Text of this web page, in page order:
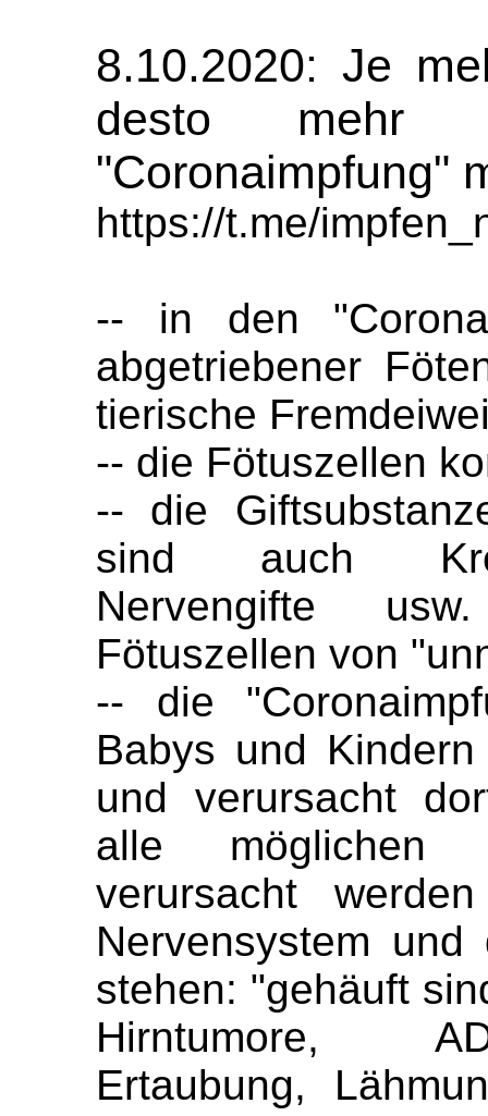
8.10.2020: Je
desto mehr
"Coronaimpfung"
https://t.me/
-- in den
abgetriebener
tierische
-- die Fötuszellen
-- die
sind auch
Nervengifte
Fötuszellen von
-- die
Babys und
und verursacht
alle möglichen
verursacht
Nervensystem
stehen: "gehäuft
Hirntumore,
Ertaubung,